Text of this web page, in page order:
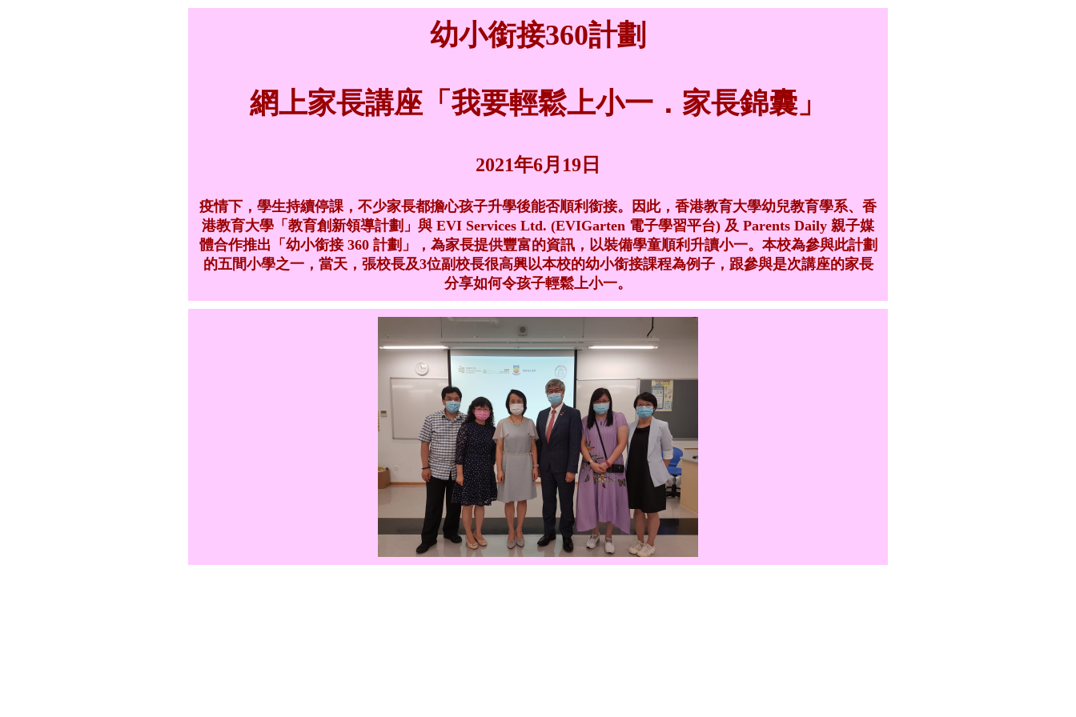
幼小銜接360計劃
網上家長講座「我要輕鬆上小一．家長錦囊」
2021年6月19日
疫情下，學生持續停課，不少家長都擔心孩子升學後能否順利銜接。因此，香港教育大學幼兒教育學系、香
港教育大學「教育創新領導計劃」與 EVI Services Ltd. (EVIGarten 電子學習平台) 及 Parents Daily 親子媒
體合作推出「幼小銜接 360 計劃」，為家長提供豐富的資訊，以裝備學童順利升讀小一。本校為參與此計劃
的五間小學之一，當天，張校長及3位副校長很高興以本校的幼小銜接課程為例子，跟參與是次講座的家長
分享如何令孩子輕鬆上小一。